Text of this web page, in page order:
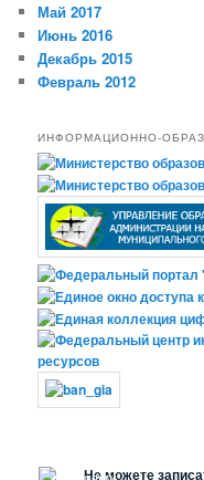
Май 2017
Июнь 2016
Декабрь 2015
Февраль 2012
ИНФОРМАЦИОННО-
Не можете